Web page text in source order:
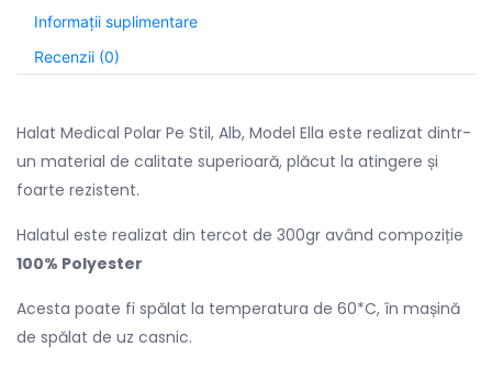
Informații suplimentare
Recenzii (0)
Halat Medical Polar Pe Stil, Alb, Model Ella este realizat dintr-
un material de calitate superioară, plăcut la atingere și
foarte rezistent.
Halatul este realizat din tercot de 300gr având compoziție
100% Polyester
Acesta poate fi spălat la temperatura de 60*C, în mașină
de spălat de uz casnic.